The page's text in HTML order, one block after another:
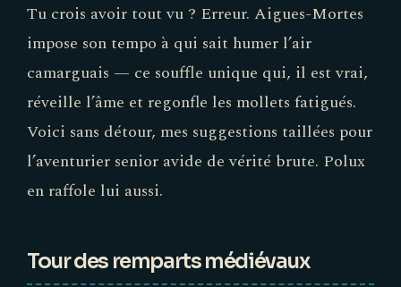
Tu crois avoir tout vu ? Erreur. Aigues-Mortes
impose son tempo à qui sait humer l’air
camarguais — ce souffle unique qui, il est vrai,
réveille l’âme et regonfle les mollets fatigués.
Voici sans détour, mes suggestions taillées pour
l’aventurier senior avide de vérité brute. Polux
en raffole lui aussi.
Tour des remparts médiévaux